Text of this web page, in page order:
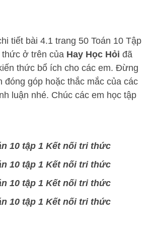
tiết bài 4.1 trang 50 Toán 10 Tập
thức ở trên của Hay Học Hỏi đã
thức bổ ích cho các em. Đừng
đóng góp hoặc thắc mắc của các
luận nhé. Chúc các em học tập
10 tập 1 Kết nối tri thức
10 tập 1 Kết nối tri thức
10 tập 1 Kết nối tri thức
10 tập 1 Kết nối tri thức